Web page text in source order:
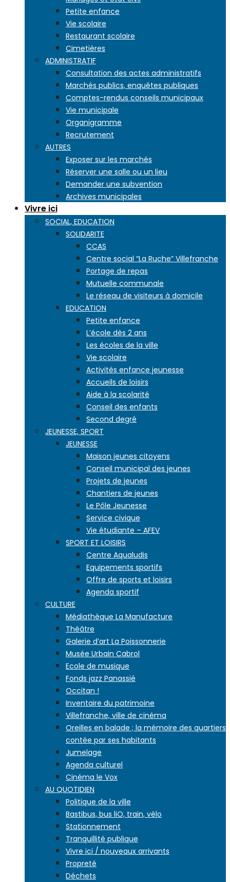
Petite enfance
Vie scolaire
Restaurant scolaire
Cimetières
ADMINISTRATIF
Consultation des actes administratifs
Marchés publics, enquêtes publiques
Comptes-rendus conseils municipaux
Vie municipale
Organigramme
Recrutement
AUTRES
Exposer sur les marchés
Réserver une salle ou un lieu
Demander une subvention
Archives municipales
Vivre ici
SOCIAL, EDUCATION
SOLIDARITE
CCAS
Centre social “La Ruche” Villefranche
Portage de repas
Mutuelle communale
Le réseau de visiteurs à domicile
EDUCATION
Petite enfance
L’école dès 2 ans
Les écoles de la ville
Vie scolaire
Activités enfance jeunesse
Accueils de loisirs
Aide à la scolarité
Conseil des enfants
Second degré
JEUNESSE, SPORT
JEUNESSE
Maison jeunes citoyens
Conseil municipal des jeunes
Projets de jeunes
Chantiers de jeunes
Le Pôle Jeunesse
Service civique
Vie étudiante – AFEV
SPORT ET LOISIRS
Centre Aqualudis
Equipements sportifs
Offre de sports et loisirs
Agenda sportif
CULTURE
Médiathèque La Manufacture
Théâtre
Galerie d’art La Poissonnerie
Musée Urbain Cabrol
Ecole de musique
Fonds jazz Panassié
Occitan !
Inventaire du patrimoine
Villefranche, ville de cinéma
Oreilles en balade ; la mémoire des quartiers
contée par ses habitants
Jumelage
Agenda culturel
Cinéma le Vox
AU QUOTIDIEN
Politique de la ville
Bastibus, bus liO, train, vélo
Stationnement
Tranquillité publique
Vivre ici / nouveaux arrivants
Propreté
Déchets